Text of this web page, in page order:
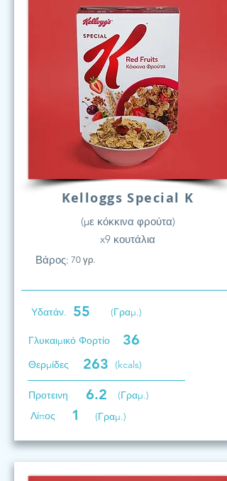
Kelloggs Special K
(με κόκκινα φρούτα)
x9 κουτάλια
Βάρος: 70 γρ.
Υδατάν. 55 (Γραμ.)
Γλυκαιμικό Φορτίο 36
Θερμίδες 263 (kcals)
Προτεινη 6.2
(Γραμ.)
Λίπος
1 (Γραμ.)